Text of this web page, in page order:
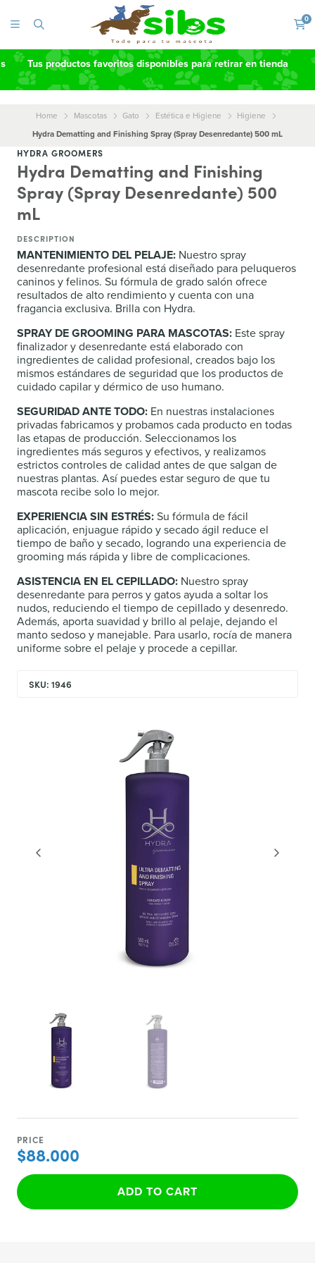
0
Tus productos favoritos disponibles para retirar en tienda
Home Mascotas Gato Estética e Higiene
Higiene
Hydra Dematting and Finishing Spray (Spray Desenredante) 500 mL
HYDRA GROOMERS
Hydra Dematting and Finishing
Spray (Spray Desenredante) 500
mL
DESCRIPTION
MANTENIMIENTO DEL PELAJE: Nuestro spray
desenredante profesional está diseñado para peluqueros
caninos y felinos. Su fórmula de grado salón ofrece
resultados de alto rendimiento y cuenta con una
fragancia exclusiva. Brilla con Hydra.
SPRAY DE GROOMING PARA MASCOTAS: Este spray
finalizador y desenredante está elaborado con
ingredientes de calidad profesional, creados bajo los
mismos estándares de seguridad que los productos de
cuidado capilar y dérmico de uso humano.
SEGURIDAD ANTE TODO: En nuestras instalaciones
privadas fabricamos y probamos cada producto en todas
las etapas de producción. Seleccionamos los
ingredientes más seguros y efectivos, y realizamos
estrictos controles de calidad antes de que salgan de
nuestras plantas. Así puedes estar seguro de que tu
mascota recibe solo lo mejor.
EXPERIENCIA SIN ESTRÉS:Su fórmula de fácil
aplicación, enjuague rápido y secado ágil reduce el
tiempo de baño y secado, logrando una experiencia de
grooming más rápida y libre de complicaciones.
ASISTENCIA EN EL CEPILLADO: Nuestro spray
desenredante para perros y gatos ayuda a soltar los
nudos, reduciendo el tiempo de cepillado y desenredo.
Además, aporta suavidad y brillo al pelaje, dejando el
manto sedoso y manejable. Para usarlo, rocía de manera
uniforme sobre el pelaje y procede a cepillar.
SKU: 1946
PRICE
$88.000
ADD TO CART